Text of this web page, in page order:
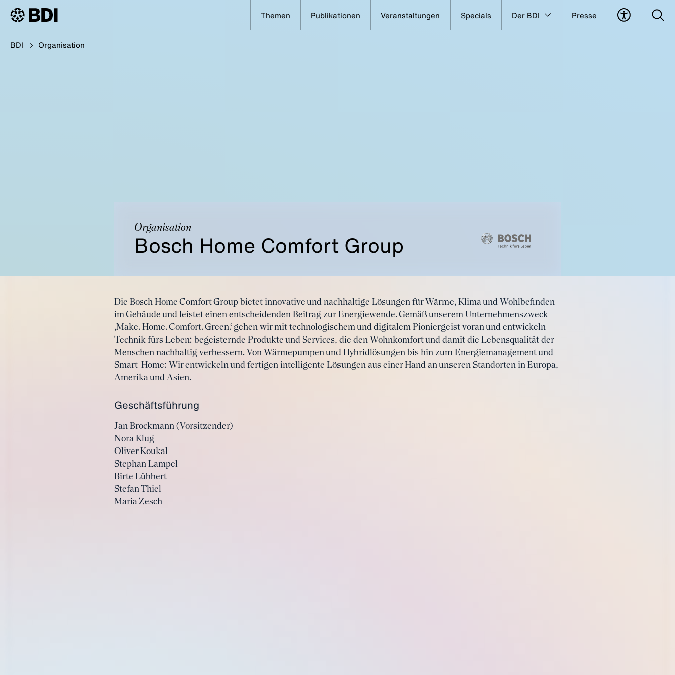
Themen Publikationen Veranstaltungen Specials Der BDI Presse
BDI Organisation
Organisation
Bosch Home Comfort Group
Die Bosch Home Comfort Group bietet innovative und nachhaltige Lösungen für Wärme, Klima und Wohlbefinden
im Gebäude und leistet einen entscheidenden Beitrag zur Energiewende. Gemäß unserem Unternehmenszweck
‚Make. Home. Comfort. Green.‘ gehen wir mit technologischem und digitalem Pioniergeist voran und entwickeln
Technik fürs Leben: begeisternde Produkte und Services, die den Wohnkomfort und damit die Lebensqualität der
Menschen nachhaltig verbessern. Von Wärmepumpen und Hybridlösungen bis hin zum Energiemanagement und
Smart-Home: Wir entwickeln und fertigen intelligente Lösungen aus einer Hand an unseren Standorten in Europa,
Amerika und Asien.
Geschäftsführung
Jan Brockmann (Vorsitzender)
Nora Klug
Oliver Koukal
Stephan Lampel
Birte Lübbert
Stefan Thiel
Maria Zesch